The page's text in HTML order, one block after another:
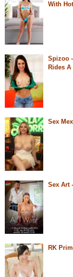
With
Spizoo
Rides
Sex
Sex Art
RK